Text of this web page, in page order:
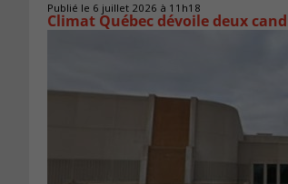
Publié le 6 juillet 2026 à 11h18
Climat Québec dévoile deux